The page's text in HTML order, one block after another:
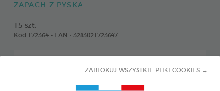
ZABLOKUJ WSZYSTKIE PLIKI COOKIES →
ZAPACH Z PYSKA
15 szt.
Kod 172364 - EAN : 3283021723647